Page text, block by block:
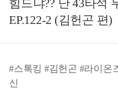
힘드냐?? 난 43타석
EP.122-2 (김헌곤 편)
#스톡킹 #김헌곤 #라이온
신